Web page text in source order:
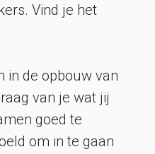
Vind je het
in de opbouw van
van je wat jij
goed te
om in te gaan